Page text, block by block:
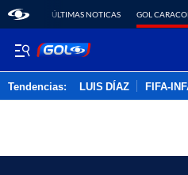
ÚLTIMAS NOTICAS GOL CARACOL
Tendencias: LUIS DÍAZ FIFA-